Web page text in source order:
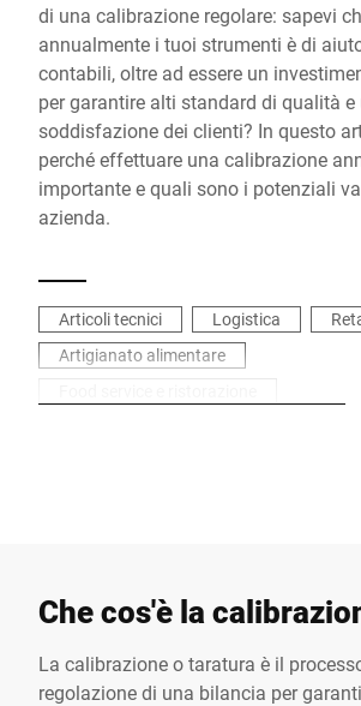
di una calibrazione regolare: sapevi
annualmente i tuoi strumenti è di
contabili, oltre ad essere un
per garantire alti standard di qualità
soddisfazione dei clienti? In questo
perché effettuare una calibrazione
importante e quali sono i potenziali
azienda.
Articoli tecnici Logistica
Artigianato alimentare
Che cos'è la
La calibrazione o taratura è il
regolazione di una bilancia per